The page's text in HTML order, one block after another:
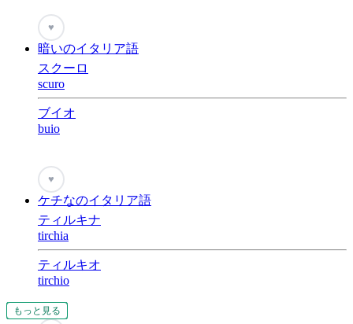
もっと見る
もっと見る
もっと見る
もっと見る
もっと見る
もっと見る
もっと見る
もっと見る
もっと見る
♥
暗いのイタリア語
スクーロ
scuro
ブイオ
buio
♥
ケチなのイタリア語
ティルキナ
tirchia
ティルキオ
tirchio
もっと見る
もっと見る
もっと見る
もっと見る
もっと見る
もっと見る